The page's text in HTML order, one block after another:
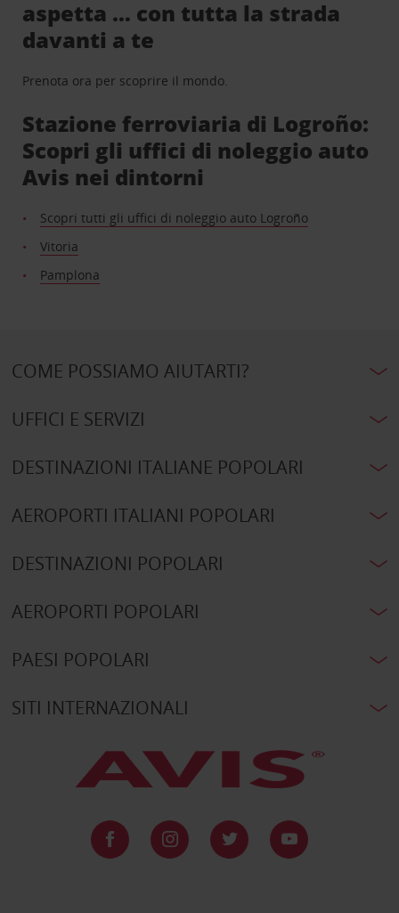
aspetta … con tutta la strada
davanti a te
Prenota ora per scoprire il mondo.
Stazione ferroviaria di Logroño:
Scopri gli uffici di noleggio auto
Avis nei dintorni
Scopri tutti gli uffici di noleggio auto Logroño
Vitoria
Pamplona
COME POSSIAMO AIUTARTI?
UFFICI E SERVIZI
DESTINAZIONI ITALIANE POPOLARI
AEROPORTI ITALIANI POPOLARI
DESTINAZIONI POPOLARI
AEROPORTI POPOLARI
PAESI POPOLARI
SITI INTERNAZIONALI